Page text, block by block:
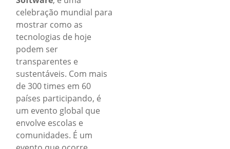
celebração mundial para
mostrar como as
tecnologias de hoje
podem ser
transparentes e
sustentáveis. Com mais
de 300 times em 60
países participando, é
um evento global que
envolve escolas e
comunidades. É um